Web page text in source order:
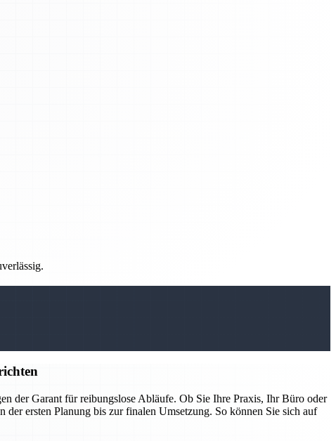
der Garant für reibungslose Abläufe. Ob Sie Ihre Praxis, Ihr Büro oder
ersten Planung bis zur finalen Umsetzung. So können Sie sich auf